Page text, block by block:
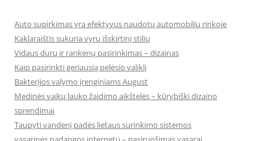
Auto supirkimas yra efektyvus naudotų automobilių rinkoje
Kaklaraištis sukuria vyrų išskirtinį stilių
Vidaus durų ir rankenų pasirinkimas – dizainas
Kaip pasirinkti geriausią pelėsio valiklį
Bakterijos valymo įrenginiams August
Medinės vaikų lauko žaidimo aikštelės – kūrybiški dizaino
sprendimai
Taupyti vandenį padės lietaus surinkimo sistemos